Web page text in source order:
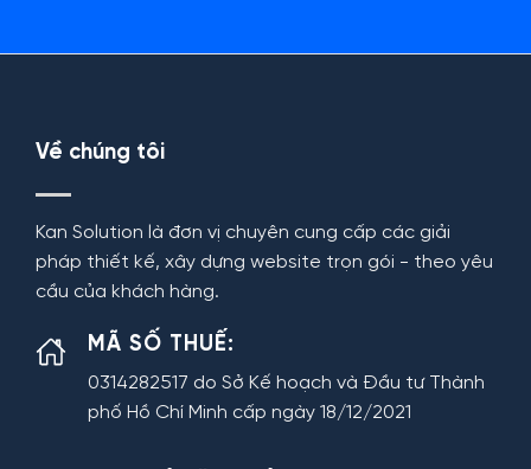
Về chúng tôi
Kan Solution là đơn vị chuyên cung cấp các giải
pháp thiết kế, xây dựng website trọn gói - theo yêu
cầu của khách hàng.
MÃ SỐ THUẾ:
0314282517 do Sở Kế hoạch và Đầu tư Thành
phố Hồ Chí Minh cấp ngày 18/12/2021